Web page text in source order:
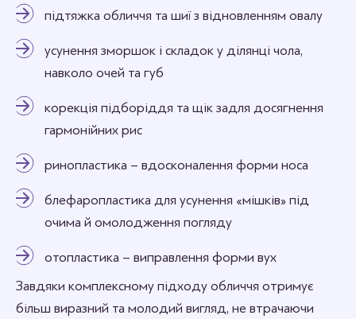
підтяжка обличчя та шиї з відновленням овалу
усунення зморшок і складок у ділянці чола,
навколо очей та губ
корекція підборіддя та щік задля досягнення
гармонійних рис
ринопластика – вдосконалення форми носа
блефаропластика для усунення «мішків» під
очима й омолодження погляду
отопластика – виправлення форми вух
Завдяки комплексному підходу обличчя отримує
більш виразний та молодий вигляд, не втрачаючи